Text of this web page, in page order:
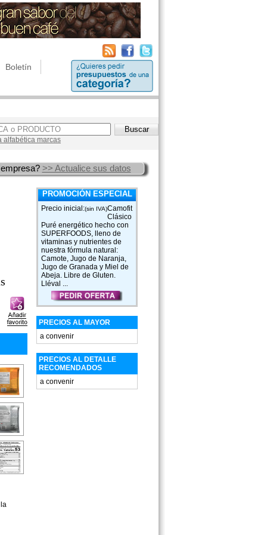
Boletín
alfabética marcas
>> Actualice sus datos
PROMOCIÓN ESPECIAL
Precio inicial:(sin IVA)Camofit
Clásico
Puré energético hecho con
SUPERFOODS, lleno de
vitaminas y nutrientes de
nuestra fórmula natural:
Camote, Jugo de Naranja,
Jugo de Granada y Miel de
Abeja. Libre de Gluten.
Lléval ...
PRECIOS AL MAYOR
a convenir
PRECIOS AL DETALLE
RECOMENDADOS
a convenir